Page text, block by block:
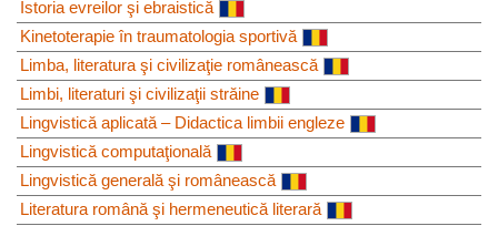
Istoria evreilor şi ebraistică
Kinetoterapie în traumatologia sportivă
Limba, literatura şi civilizaţie românească
Limbi, literaturi şi civilizaţii străine
Lingvistică aplicată – Didactica limbii engleze
Lingvistică computaţională
Lingvistică generală şi românească
Literatura română şi hermeneutică literară